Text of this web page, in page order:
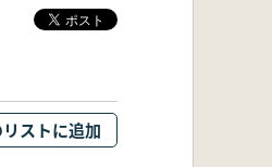
ストに追加